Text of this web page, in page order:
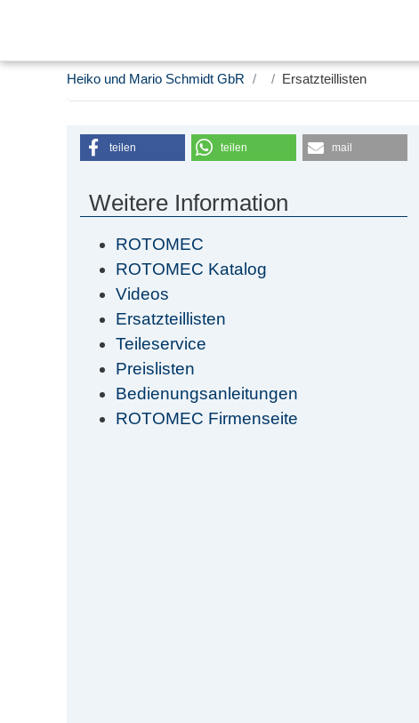
Heiko und Mario Schmidt GbR Ersatzteillisten
teilen teilen mail
Weitere Information
ROTOMEC
ROTOMEC Katalog
Videos
Ersatzteillisten
Teileservice
Preislisten
Bedienungsanleitungen
ROTOMEC Firmenseite